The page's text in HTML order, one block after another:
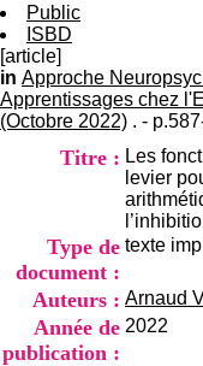
Public
ISBD
[article]
in Approche
Apprentissages chez
(Octobre 2022) . -
Titre : Les
levier
Type de
document :
texte
Auteurs : Arnaud
Année de
publication :
2022
i
o
n
t
d
e
D
o
u
m